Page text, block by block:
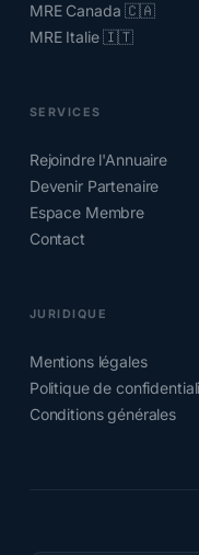
MRE Canada 🇨🇦
MRE Italie 🇮🇹
SERVICES
Rejoindre l'Annuaire
Devenir Partenaire
Espace Membre
Contact
JURIDIQUE
Mentions légales
Politique de
Conditions générales